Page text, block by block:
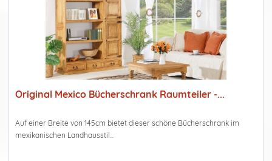
Original Mexico Bücherschrank Raumteiler -...
Auf einer Breite von 145cm bietet dieser schöne Bücherschrank im
mexikanischen Landhausstil...